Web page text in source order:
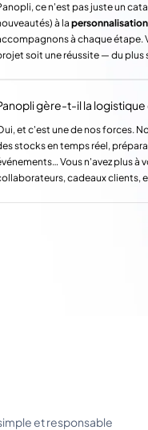
ce n'est pas juste un
à la personnalisation
à chaque étape.
soit une réussite — du plus
gère-t-il la logistique
et c'est une de nos forces.
stocks en temps réel,
Vous n'avez plus à
cadeaux clients,
et responsable